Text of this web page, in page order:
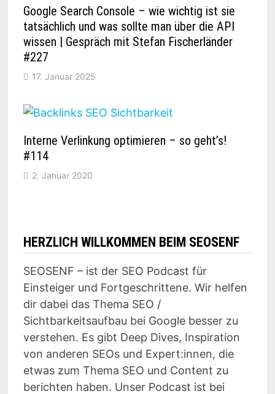
Google Search Console – wie wichtig ist sie
tatsächlich und was sollte man über die API
wissen | Gespräch mit Stefan Fischerländer
#227
17. Januar 2025
Interne Verlinkung optimieren – so geht’s!
#114
2. Januar 2020
HERZLICH WILLKOMMEN BEIM SEOSENF
SEOSENF – ist der SEO Podcast für
Einsteiger und Fortgeschrittene. Wir helfen
dir dabei das Thema SEO /
Sichtbarkeitsaufbau bei Google besser zu
verstehen. Es gibt Deep Dives, Inspiration
von anderen SEOs und Expert:innen, die
etwas zum Thema SEO und Content zu
berichten haben. Unser Podcast ist bei